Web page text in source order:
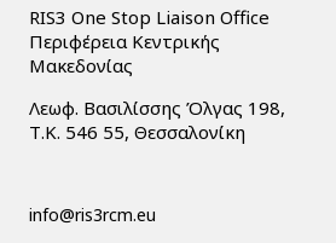
RIS3 One Stop Liaison Office
Περιφέρεια Κεντρικής
Μακεδονίας
Λεωφ. Βασιλίσσης Όλγας 198,
Τ.Κ. 546 55, Θεσσαλονίκη
info@ris3rcm.eu